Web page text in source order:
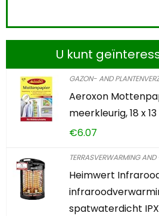
U kunt
GAZON- AND
Aeroxon
meerkleurig, 18 x
€6.07
TERRASVERWARMING
Heimwert
spatwaterdicht